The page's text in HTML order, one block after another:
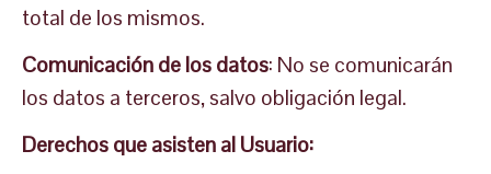
total de los mismos.
Comunicación de los datos: No se comunicarán
los datos a terceros, salvo obligación legal.
Derechos que asisten al Usuario: